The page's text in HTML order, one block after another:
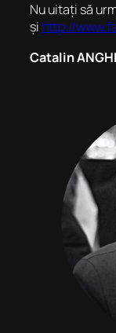
Nu uitați să
și http://
Catalin